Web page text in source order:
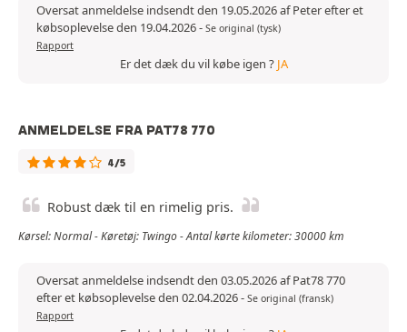
Oversat anmeldelse indsendt den 19.05.2026 af Peter efter et
købsoplevelse den 19.04.2026- Se original (tysk)
Rapport
Er det dæk du vil købe igen ? JA
ANMELDELSE FRA PAT78 770
4/5
Robust dæk til en rimelig pris.
Kørsel: Normal - Køretøj: Twingo - Antal kørte kilometer: 30000 km
Oversat anmeldelse indsendt den 03.05.2026 af Pat78 770
efter et købsoplevelse den 02.04.2026- Se original (fransk)
Rapport